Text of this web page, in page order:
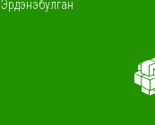
Эрдэнэбулган